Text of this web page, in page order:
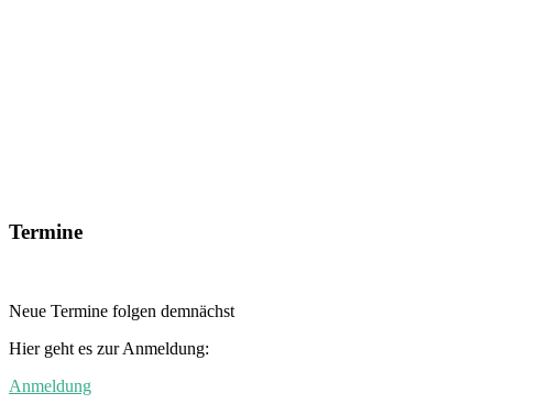
Termine
Neue Termine folgen demnächst
Hier geht es zur Anmeldung:
Anmeldung